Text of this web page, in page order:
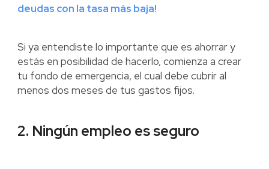
deudas con la tasa más baja!
Si ya entendiste lo importante que es ahorrar y
estás en posibilidad de hacerlo, comienza a crear
tu fondo de emergencia, el cual debe cubrir al
menos dos meses de tus gastos fijos.
2. Ningún empleo es seguro